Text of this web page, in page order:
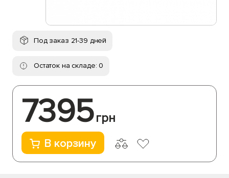
Под заказ 21-39 дней
Остаток на складе: 0
7395грн
В корзину